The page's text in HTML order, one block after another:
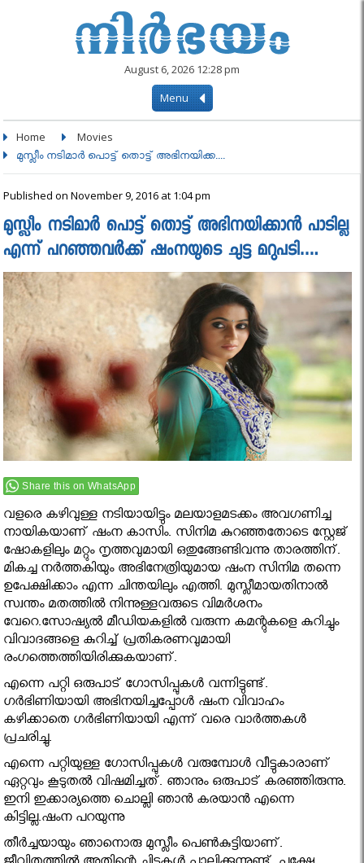
August 6, 2026 12:28 pm
Menu
Home Movies
മുസ്ലീം നടിമാര്‍ പൊട്ട് തൊട്ട് അഭിനയിക്ക....
Published on November 9, 2016 at 1:04 pm
മുസ്ലീം നടിമാര്‍ പൊട്ട് തൊട്ട് അഭിനയിക്കാന്‍ പാടില്ല
എന്ന് പറഞ്ഞവര്‍ക്ക് ഷംനയുടെ ചുട്ട മറുപടി….
Share this on WhatsApp
വളരെ കഴിവുള്ള നടിയായിട്ടും മലയാളമടക്കം അവഗണിച്ച
നായികയാണ് ഷംന കാസിം. സിനിമ കുറഞ്ഞതോടെ സ്റ്റേജ്
ഷോകളിലും മറ്റും നൃത്തവുമായി ഒതുങ്ങേണ്ടിവന്നു താരത്തിന്.
മികച്ച നര്‍ത്തകിയും അഭിനേത്രിയുമായ ഷംന സിനിമ തന്നെ
ഉപേക്ഷിക്കാം എന്ന ചിന്തയിലും എത്തി. മുസ്ലീമായതിനാല്‍
സ്വന്തം മതത്തില്‍ നിന്നുള്ളവരുടെ വിമര്‍ശനം
വേറെ.സോഷ്യൽ മീഡിയകളിൽ വരുന്ന കമന്റുകളെ കുറിച്ചും
വിവാദങ്ങളെ കുറിച്ച് പ്രതികരണവുമായി
രംഗത്തെത്തിയിരിക്കുകയാണ്.
എന്നെ പറ്റി ഒരുപാട് ഗോസിപ്പുകള്‍ വന്നിട്ടുണ്ട്.
ഗര്‍ഭിണിയായി അഭിനയിച്ചപ്പോള്‍ ഷംന വിവാഹം
കഴിക്കാതെ ഗര്‍ഭിണിയായി എന്ന് വരെ വാര്‍ത്തകള്‍
പ്രചരിച്ചു.
എന്നെ പറ്റിയുള്ള ഗോസിപ്പുകള്‍ വരുമ്പോള്‍ വീട്ടുകാരാണ്
ഏറ്റവും കൂടുതല്‍ വിഷമിച്ചത്. ഞാനും ഒരുപാട് കരഞ്ഞിരുന്നു.
ഇനി ഇക്കാര്യത്തെ ചൊല്ലി ഞാന്‍ കരയാന്‍ എന്നെ
കിട്ടില്ല.ഷംന പറയുന്നു
തീര്‍ച്ചയായും ഞാനൊരു മുസ്ലീം പെണ്‍കുട്ടിയാണ്.